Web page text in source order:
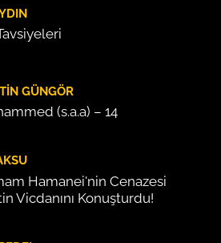
GÜNGÖR
(s.a.a) – 14
Hamanei'nin Cenazesi
Vicdanını Konuşturdu!